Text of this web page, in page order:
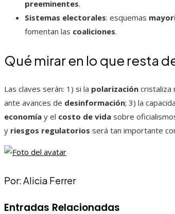
preeminentes.
Sistemas electorales: esquemas
fomentan las coaliciones.
Qué mirar en lo que resta
Las claves serán: 1) si la polarización cristaliza
ante avances de desinformación; 3) la
economía y el costo de vida sobre
y riesgos regulatorios será tan importante
Por: Alicia Ferrer
Entradas Relacionadas